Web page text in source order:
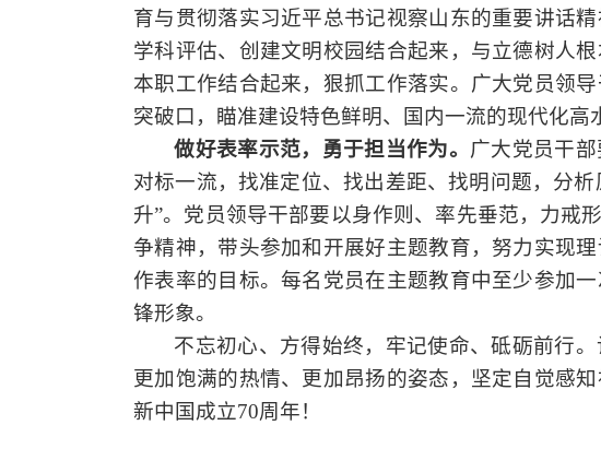
育与贯彻落实习近平总书记视察山东的重要讲话精
学科评估、创建文明校园结合起来 ，与立德树人
本职工作结合起来，狠抓工作落实。 广大党员领
突破口，瞄准建设特色鲜明、国内一流的现代化高
做好表率示范，勇于担当作为。 广大党员干
对标一流，找准定位、找出差距、找明问题， 分析
升”。党员领导干部要以身作则、率先垂范，力戒
争精神，带头参加和开展好主题教育，努力实现
作表率的目标。每名党员在主题教育中至少参加
锋形象。
不忘初心、方得始终，牢记使命、砥砺前行
更加饱满的热情、更加昂扬的姿态，坚定自觉感
新中国成立70周年！